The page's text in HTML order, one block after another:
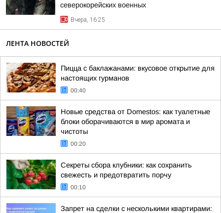
северокорейских военных
Вчера, 16:25
ЛЕНТА НОВОСТЕЙ
Пицца с баклажанами: вкусовое открытие для
настоящих гурманов
00:40
Новые средства от Domestos: как туалетные
блоки оборачиваются в мир аромата и
чистоты
00:20
Секреты сбора клубники: как сохранить
свежесть и предотвратить порчу
00:10
Запрет на сделки с несколькими квартирами: